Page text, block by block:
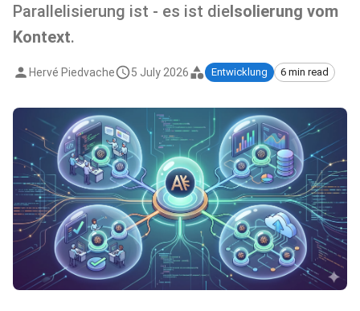
Parallelisierung ist - es ist dieIsolierung vom
Kontext.
Hervé Piedvache 5 July 2026 Entwicklung 6 min read